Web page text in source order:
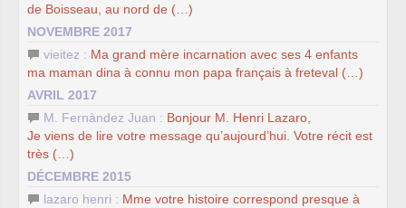
de Boisseau, au nord de (…)
NOVEMBRE 2017
vieitez : Ma grand mère incarnation avec ses 4 enfants
ma maman dina à connu mon papa français à freteval (…)
AVRIL 2017
M. Fernàndez Juan : Bonjour M. Henri Lazaro,
Je viens de lire votre message qu’aujourd’hui. Votre récit est
très (…)
DÉCEMBRE 2015
lazaro henri : Mme votre histoire correspond presque à